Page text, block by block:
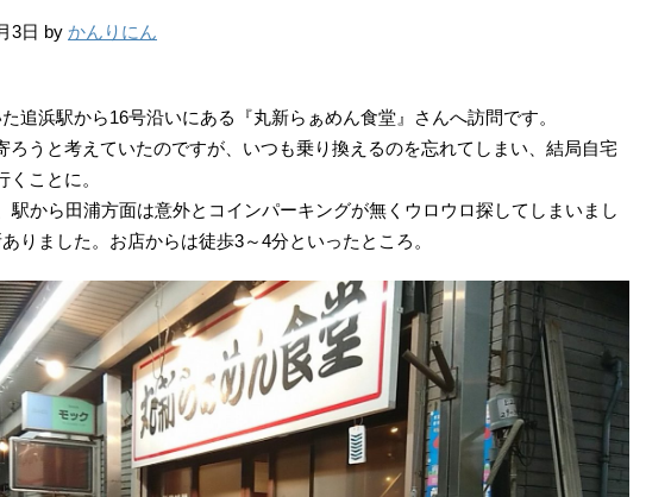
3日 by かんりにん
追浜駅から16号沿いにある『丸新らぁめん食堂』さんへ訪問です。
ろうと考えていたのですが、いつも乗り換えるのを忘れてしまい、結局自宅
ことに。
駅から田浦方面は意外とコインパーキングが無くウロウロ探してしまいまし
りました。お店からは徒歩3～4分といったところ。